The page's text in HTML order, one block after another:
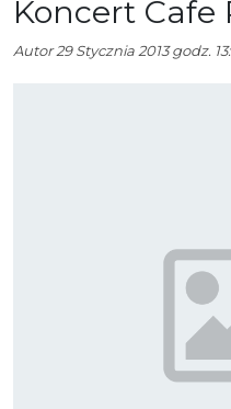
Koncert Cafe
Autor29 Stycznia 2013 godz.